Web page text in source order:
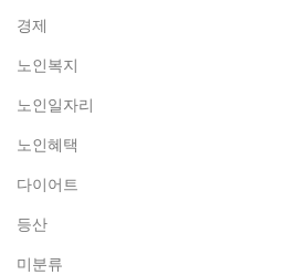
경제
노인복지
노인일자리
노인혜택
다이어트
등산
미분류